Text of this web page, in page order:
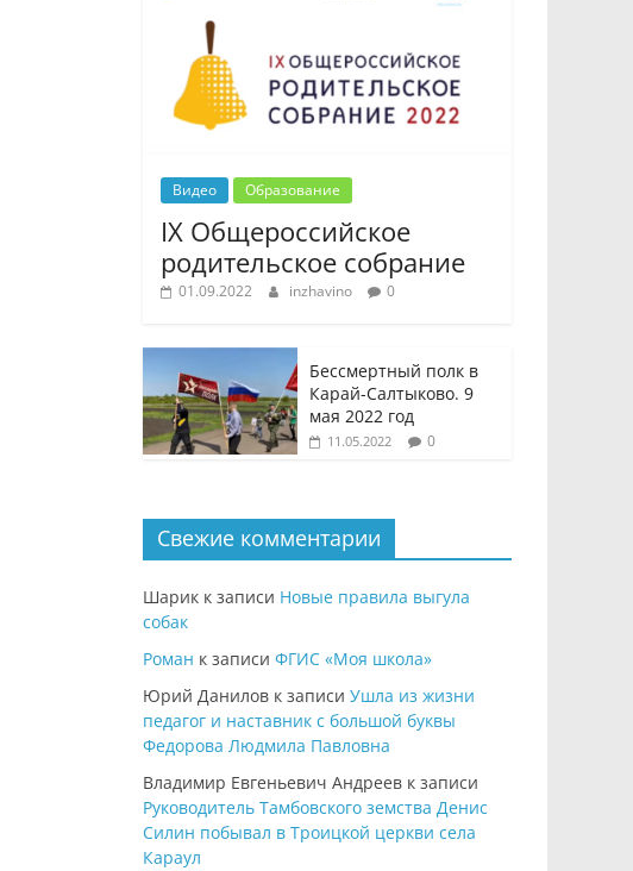
Видео Образование
IX Общероссийское
родительское собрание
01.09.2022 inzhavino 0
Бессмертный полк в
Карай-Салтыково. 9
мая 2022 год
11.05.2022 0
Свежие комментарии
Шарик к записи Новые правила выгула
собак
Роман к записи ФГИС «Моя школа»
Юрий Данилов к записи Ушла из жизни
педагог и наставник с большой буквы
Федорова Людмила Павловна
Владимир Евгеньевич Андреев к записи
Руководитель Тамбовского земства Денис
Силин побывал в Троицкой церкви села
Караул